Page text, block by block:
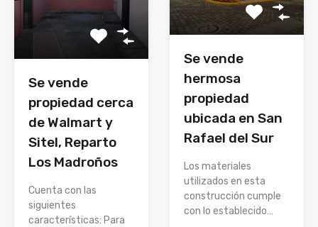
Se vende
propiedad cerca
de Walmart y
Sitel, Reparto
Los Madroños
Cuenta con las
siguientes
características: Para
Se vende
hermosa
propiedad
ubicada en San
Rafael del Sur
Los materiales
utilizados en esta
construcción cumple
con lo establecido…